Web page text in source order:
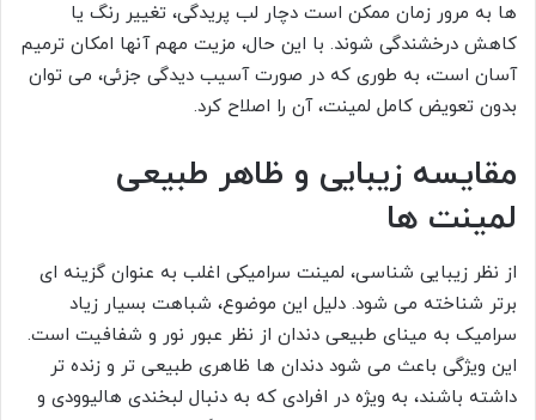
ها به مرور زمان ممکن است دچار لب پریدگی، تغییر رنگ یا
کاهش درخشندگی شوند. با این حال، مزیت مهم آنها امکان ترمیم
آسان است، به طوری که در صورت آسیب دیدگی جزئی، می توان
بدون تعویض کامل لمینت، آن را اصلاح کرد.
مقایسه زیبایی و ظاهر طبیعی
لمینت ها
از نظر زیبایی شناسی، لمینت سرامیکی اغلب به عنوان گزینه ای
برتر شناخته می شود. دلیل این موضوع، شباهت بسیار زیاد
سرامیک به مینای طبیعی دندان از نظر عبور نور و شفافیت است.
این ویژگی باعث می شود دندان ها ظاهری طبیعی تر و زنده تر
داشته باشند، به ویژه در افرادی که به دنبال لبخندی هالیوودی و